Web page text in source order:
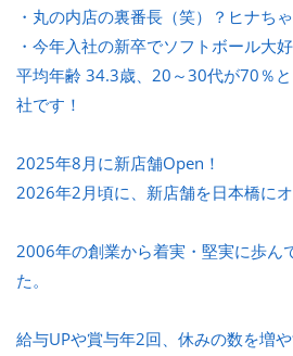
・丸の内店の裏番長（笑）？ヒナち
・今年入社の新卒でソフトボール大
平均年齢 34.3歳、20～30代が70％
社です！
2025年8月に新店舗Open！
2026年2月頃に、新店舗を日本橋にオ
2006年の創業から着実・堅実に歩ん
た。
給与UPや賞与年2回、休みの数を増